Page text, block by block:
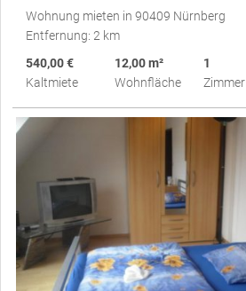
Wohnung mieten in 90409 Nürnberg
Entfernung: 2 km
540,00 €
Kaltmiete
12,00 m²
Wohnfläche
1
Zimmer